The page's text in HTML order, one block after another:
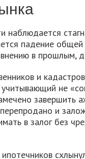
наблюдается
падение
в прошлым,
и
не
завершить
и
в залог без